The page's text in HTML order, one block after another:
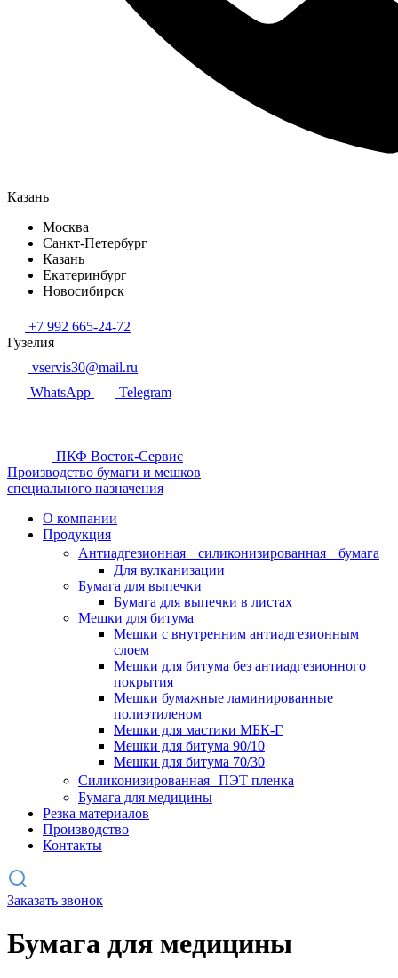
Казань
Москва
Санкт-Петербург
Казань
Екатеринбург
Новосибирск
+7 992 665-24-72
Гузелия
vservis30@mail.ru
WhatsApp
Telegram
ПКФ Восток-Сервис
Производство бумаги и мешков
специального назначения
О компании
Продукция
Антиадгезионная силиконизированная бумага
Для вулканизации
Бумага для выпечки
Бумага для выпечки в листах
Мешки для битума
Мешки с внутренним антиадгезионным
слоем
Мешки для битума без антиадгезионного
покрытия
Мешки бумажные ламинированные
полиэтиленом
Мешки для мастики МБК-Г
Мешки для битума 90/10
Мешки для битума 70/30
Силиконизированная ПЭТ пленка
Бумага для медицины
Резка материалов
Производство
Контакты
Заказать звонок
Бумага для медицины